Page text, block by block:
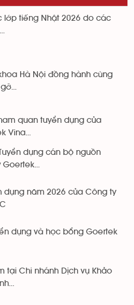
lớp tiếng Nhật 2026 do các
Hà Nội đồng hành cùng
quan tuyển dụng của
Vina...
dụng cán bộ nguồn
Goertek...
dụng năm 2026 của Công ty
dụng và học bổng Goertek
tại Chi nhánh Dịch vụ Khảo